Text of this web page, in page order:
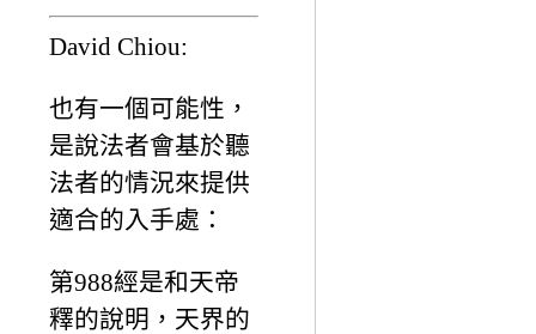
David Chiou:
也有一個可能性，
是說法者會基於聽
法者的情況來提供
適合的入手處：
第988經是和天帝
釋的說明，天界的